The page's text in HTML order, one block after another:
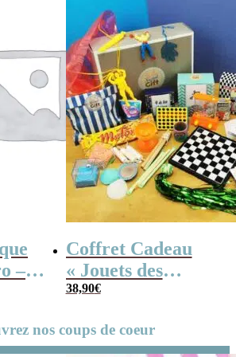
–
Coffret Cadeau
« Jouets des
années 80 » –
38,90€
nos coups de coeur